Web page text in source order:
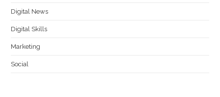
Digital News
Digital Skills
Marketing
Social